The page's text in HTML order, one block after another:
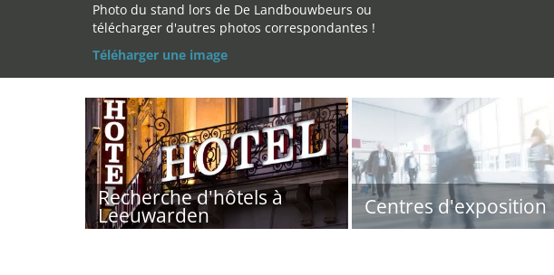
Photo du stand lors de De Landbouwbeurs ou
télécharger d'autres photos correspondantes !
Téléharger une image
Recherche d'hôtels à
Leeuwarden Centres d'exposition